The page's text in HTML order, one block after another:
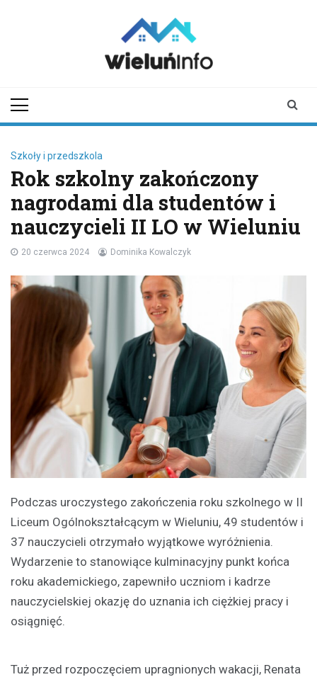
Szkoły i przedszkola
Rok szkolny zakończony
nagrodami dla studentów i
nauczycieli II LO w Wieluniu
20 czerwca 2024 Dominika Kowalczyk
Podczas uroczystego zakończenia roku szkolnego w II
Liceum Ogólnokształcącym w Wieluniu, 49 studentów i
37 nauczycieli otrzymało wyjątkowe wyróżnienia.
Wydarzenie to stanowiące kulminacyjny punkt końca
roku akademickiego, zapewniło uczniom i kadrze
nauczycielskiej okazję do uznania ich ciężkiej pracy i
osiągnięć.
Tuż przed rozpoczęciem upragnionych wakacji, Renata